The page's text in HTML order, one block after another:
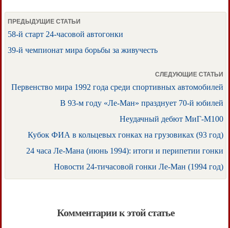
ПРЕДЫДУЩИЕ СТАТЬИ
58-й старт 24-часовой автогонки
39-й чемпионат мира борьбы за живучесть
СЛЕДУЮЩИЕ СТАТЬИ
Первенство мира 1992 года среди спортивных автомобилей
В 93-м году «Ле-Ман» празднует 70-й юбилей
Неудачный дебют МиГ-М100
Кубок ФИА в кольцевых гонках на грузовиках (93 год)
24 часа Ле-Мана (июнь 1994): итоги и перипетии гонки
Новости 24-тичасовой гонки Ле-Ман (1994 год)
Комментарии к этой статье